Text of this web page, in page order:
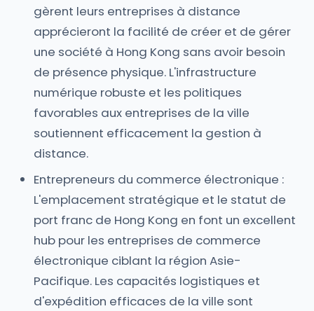
gèrent leurs entreprises à distance
apprécieront la facilité de créer et de gérer
une société à Hong Kong sans avoir besoin
de présence physique. L'infrastructure
numérique robuste et les politiques
favorables aux entreprises de la ville
soutiennent efficacement la gestion à
distance.
Entrepreneurs du commerce électronique :
L'emplacement stratégique et le statut de
port franc de Hong Kong en font un excellent
hub pour les entreprises de commerce
électronique ciblant la région Asie-
Pacifique. Les capacités logistiques et
d'expédition efficaces de la ville sont